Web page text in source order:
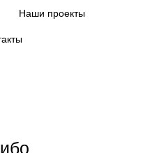
Наши проекты